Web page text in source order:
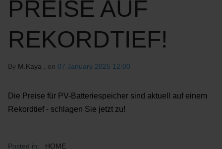
PREISE AUF
REKORDTIEF!
By M.Kaya , on 07 January 2025 12:00
Die Preise für PV-Batteriespeicher sind aktuell auf einem
Rekordtief - schlagen Sie jetzt zu!
Posted in: HOME